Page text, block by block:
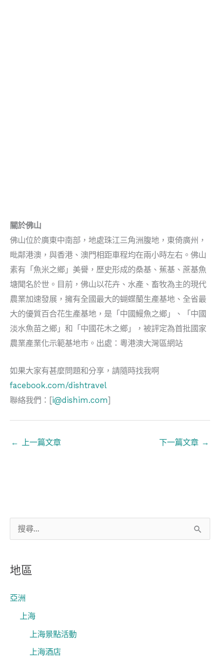
關
字
地區
亞洲
上海
上海景點活動
上海酒店
關於佛山
佛山位於廣東中南部，地處珠江三角洲腹地，東倚廣州，
毗鄰港澳，與香港、澳門相距車程均在兩小時左右。佛山
素有「魚米之鄉」美譽，歷史形成的桑基、蕉基、蔗基魚
塘聞名於世。目前，佛山以花卉、水產、畜牧為主的現代
農業加速發展，擁有全國最大的蝴蝶蘭生產基地、全省最
大的優質百合花生產基地，是「中國鰻魚之鄉」、「中國
淡水魚苗之鄉」和「中國花木之鄉」，被評定為首批國家
農業產業化示範基地市。出處：粵港澳大灣區網站
如果大家有甚麼問題和分享，請隨時找我啊
facebook.com/dishtravel
聯絡我們：[i@dishim.com]
← 上一篇文章 下一篇文章 →